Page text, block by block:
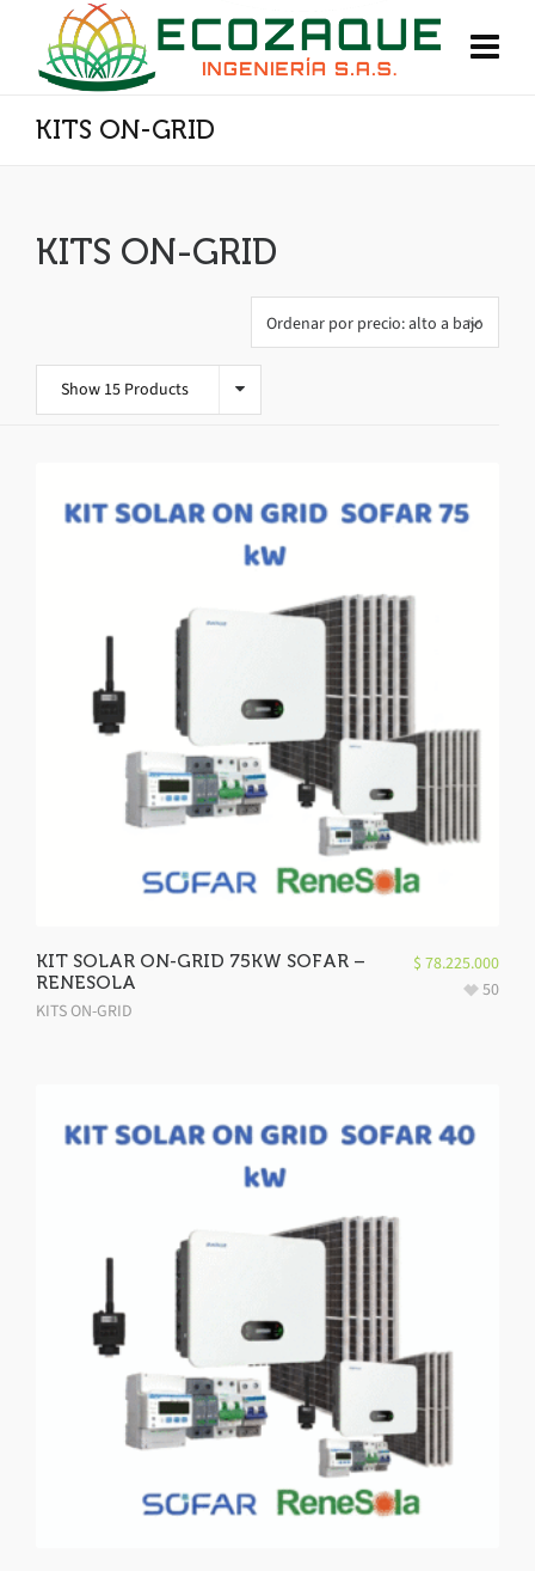
KITS ON-GRID
KITS ON-GRID
Show 15 Products
KIT SOLAR ON-GRID 75KW SOFAR –
RENESOLA
KITS ON-GRID
$ 78.225.000
50